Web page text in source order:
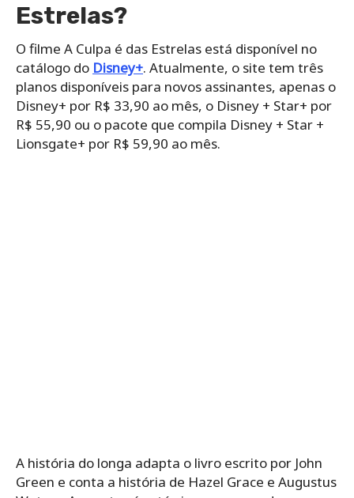
Estrelas?
O filme A Culpa é das Estrelas está disponível no
catálogo do Disney+. Atualmente, o site tem três
planos disponíveis para novos assinantes, apenas o
Disney+ por R$ 33,90 ao mês, o Disney + Star+ por
R$ 55,90 ou o pacote que compila Disney + Star +
Lionsgate+ por R$ 59,90 ao mês.
A história do longa adapta o livro escrito por John
Green e conta a história de Hazel Grace e Augustus